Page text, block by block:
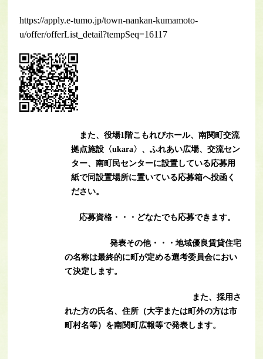
https://apply.e-tumo.jp/town-nankan-kumamoto-
u/offer/offerList_detail?tempSeq=16117
また、役場1階こもれびホール、南関町交流
拠点施設〈ukara〉、ふれあい広場、交流セン
ター、南町民センターに設置している応募用
紙で同設置場所に置いている応募箱へ投函く
ださい。
応募資格・・・どなたでも応募できます。
発表その他・・・地域優良賃貸住宅
の名称は最終的に町が定める選考委員会におい
て決定します。
また、採用さ
れた方の氏名、住所（大字または町外の方は市
町村名等）を南関町広報等で発表します。